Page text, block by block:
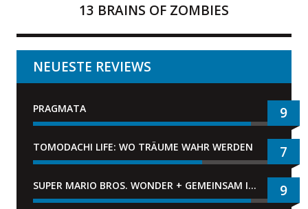
13 BRAINS OF ZOMBIES
NEUESTE REVIEWS
PRAGMATA 9
TOMODACHI LIFE: WO TRÄUME WAHR WERDEN 7
SUPER MARIO BROS. WONDER + GEMEINSAM IM BELLABEL-PARK 9